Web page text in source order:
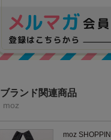
ブランド関連商品
moz
moz